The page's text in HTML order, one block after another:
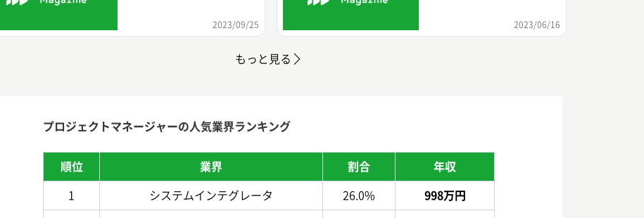
2023/09/25 2023/06/16
もっと見る
プロジェクトマネージャーの人気業界ランキング
順位 業界 割合 年収
1 システムインテグレータ 26.0% 998万円